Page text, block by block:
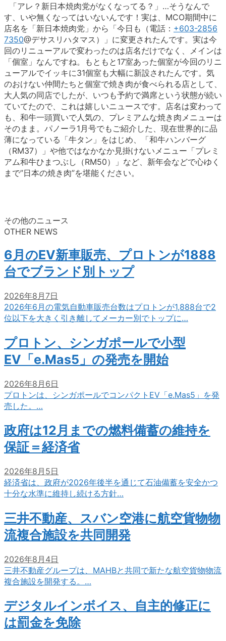
「アレ？新日本焼肉党がなくなってる？」…そうなんで
す、いや無くなってはいないんです！実は、MCO期間中に
店名を「新日本焼肉党」から「今日も（電話： +603-2856
7350@デサスリハタマス）」に変更されたんです。実は今
回のリニューアルで変わったのは店名だけでなく、メインは
「個室」なんですね。もともと17室あった個室が今回のリニ
ューアルでイッキに31個室も大幅に新設されたんです。気
のおけない仲間たちと個室で焼き肉が食べられる店として、
大人気の同店でしたが、いつも予約で満席という状態が続い
ていてたので、これは嬉しいニュースです。店名は変わって
も、和牛一頭買いで人気の、プレミアムな焼き肉メニューは
そのまま。パノーラ1月号でもご紹介した、現在世界的に品
薄になっている「牛タン」をはじめ、「和牛ハンバーグ
（RM37）」や他ではなかなか見掛けないメニュー「プレミ
アム和牛ひまつぶし（RM50）」など、新年会などで心ゆく
まで”日本の焼き肉”を堪能ください。
その他のニュース
OTHER NEWS
6月のEV新車販売、プロトンが1888
台でブランド別トップ
2026年8月7日
2026年6月の電気自動車販売台数はプロトンが1,888台で2
位以下を大きく引き離してメーカー別でトップに…
プロトン、シンガポールで小型
EV「e.Mas5」の発売を開始
2026年8月6日
プロトンは、シンガポールでコンパクトEV「e.Mas5」を発
売した。…
政府は12月までの燃料備蓄の維持を
保証＝経済省
2026年8月5日
経済省は、政府が2026年後半を通じて石油備蓄を安全かつ
十分な水準に維持し続ける方針…
三井不動産、スバン空港に航空貨物物
流複合施設を共同開発
2026年8月4日
三井不動産グループは、MAHBと共同で新たな航空貨物物流
複合施設を開発する。…
デジタルインボイス、自主的修正に
は罰金を免除